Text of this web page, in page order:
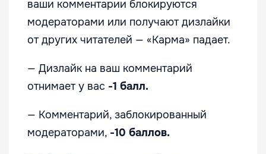
ваши комментарии блокируются
модераторами или получают дизлайки
от других читателей — «Карма» падает.
— Дизлайк на ваш комментарий
отнимает у вас -1 балл.
— Комментарий, заблокированный
модераторами, -10 баллов.